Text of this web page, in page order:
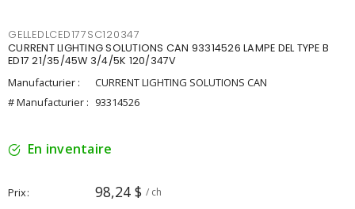
GELLEDLCED177SC120347
CURRENT LIGHTING SOLUTIONS CAN 93314526 LAMPE DEL TYPE B
ED17 21/35/45W 3/4/5K 120/347V
Manufacturier :
CURRENT LIGHTING SOLUTIONS CAN
# Manufacturier : 93314526
En inventaire
Prix 98,24 $ / ch